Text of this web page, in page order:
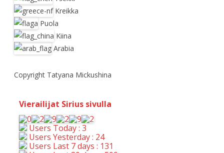
Kreikka
Puola
Kiina
Arabia
Copyright Tatyana Mickushina
Vierailijat Sirius sivulla
Users Today : 3
Users Yesterday : 24
Users Last 7 days : 131